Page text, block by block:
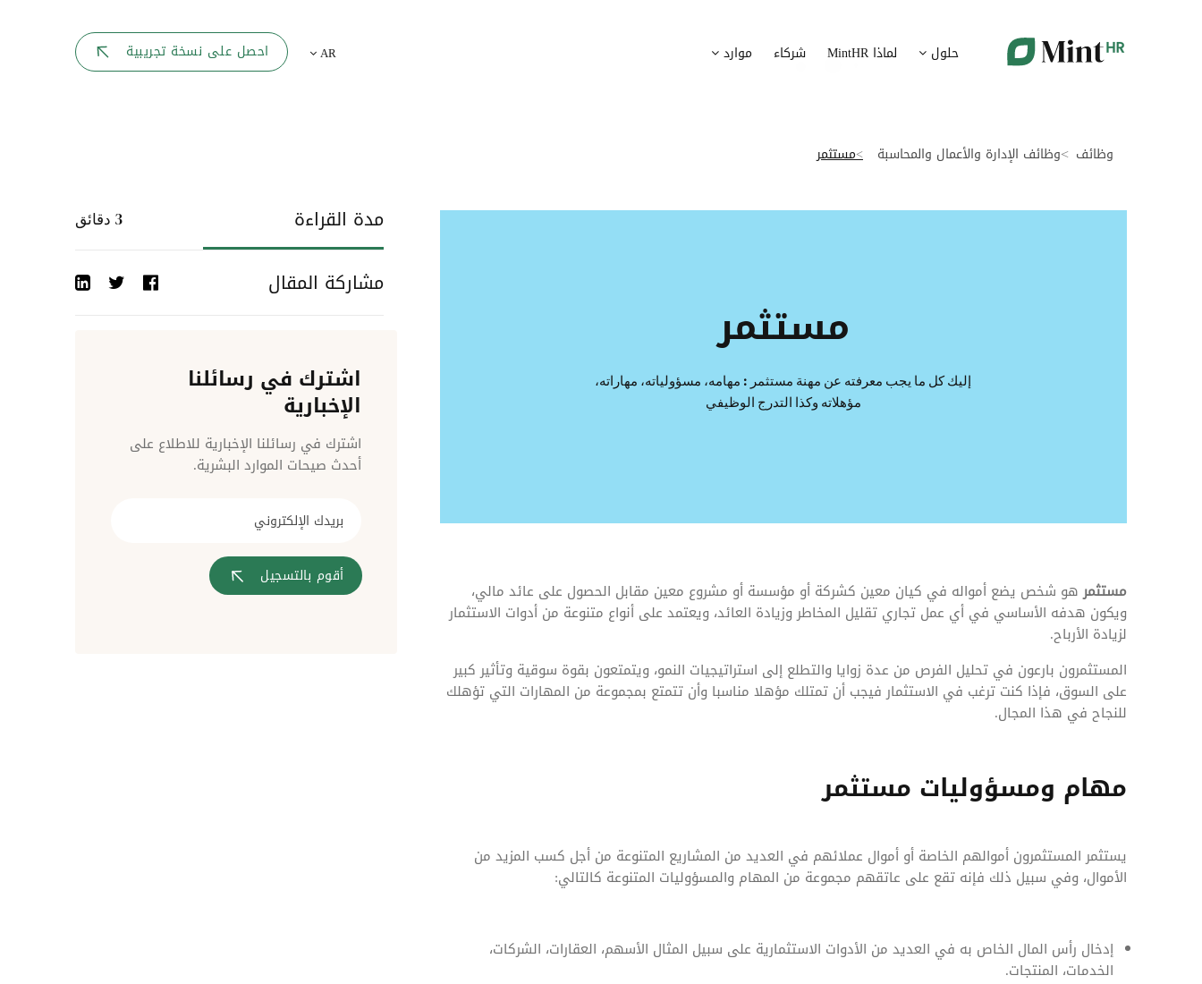
حلول لماذا MintHR شركاء موارد AR احصل على نسخة تجريبية
وظائف وظائف الإدارة والأعمال والمحاسبة مستثمر
مستثمر
إليك كل ما يجب معرفته عن مهنة مستثمر : مهامه، مسؤولياته، مهاراته،
مؤهلاته وكذا التدرج الوظيفي
مستثمرهو شخص يضع أمواله في كيان معين كشركة أو مؤسسة أو مشروع معين مقابل الحصول على عائد مالي،
ويكون هدفه الأساسي في أي عمل تجاري تقليل المخاطر وزيادة العائد، ويعتمد على أنواع متنوعة من أدوات الاستثمار
لزيادة الأرباح.
المستثمرون بارعون في تحليل الفرص من عدة زوايا والتطلع إلى استراتيجيات النمو، ويتمتعون بقوة سوقية وتأثير كبير
على السوق، فإذا كنت ترغب في الاستثمار فيجب أن تمتلك مؤهلا مناسبا وأن تتمتع بمجموعة من المهارات التي تؤهلك
للنجاح في هذا المجال.
مهام ومسؤوليات مستثمر
يستثمر المستثمرون أموالهم الخاصة أو أموال عملائهم في العديد من المشاريع المتنوعة من أجل كسب المزيد من
الأموال، وفي سبيل ذلك فإنه تقع على عاتقهم مجموعة من المهام والمسؤوليات المتنوعة كالتالي:
إدخال رأس المال الخاص به في العديد من الأدوات الاستثمارية على سبيل المثال الأسهم، العقارات، الشركات،
الخدمات، المنتجات.
مدة القراءة 3 دقائق
مشاركة المقال
اشترك في رسائلنا
الإخبارية
اشترك في رسائلنا الإخبارية للاطلاع على
أحدث صيحات الموارد البشرية.
أقوم بالتسجيل
بيانات الموارد البشرية ممركزة في بوابة واحدة قم برقمنة عملية التوظيف الخاصة بك
قم بإدارة الوثائق الإدارية بشكل أوتوماتيكي ضمان متابعة أفضل لمسارات تدريب موظفيك تحويل طلبات تدخلات تكنولوجيا المعلومات إلى
قم بتتبع طلبات استرداد تكاليف الرعاية
أحداث الشركة
مراقبة الدخول